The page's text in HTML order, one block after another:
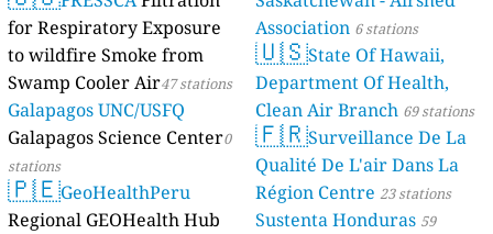
for Respiratory Exposure
to wildfire Smoke from
Swamp Cooler Air47 stations
Galapagos UNC/USFQ
Galapagos Science Center0
stations
🇵🇪GeoHealthPeru
Regional GEOHealth Hub
Association 6 stations
🇺🇸State Of Hawaii,
Department Of Health,
Clean Air Branch 69 stations
🇫🇷Surveillance De La
Qualité De L'air Dans La
Région Centre 23 stations
Sustenta Honduras 59